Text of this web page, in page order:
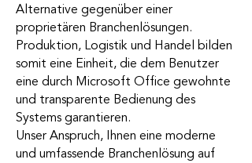
Alternative gegenüber einer
proprietären Branchenlösungen.
Produktion, Logistik und Handel bilden
somit eine Einheit, die dem Benutzer
eine durch Microsoft Office gewohnte
und transparente Bedienung des
Systems garantieren.
Unser Anspruch, Ihnen eine moderne
und umfassende Branchenlösung auf